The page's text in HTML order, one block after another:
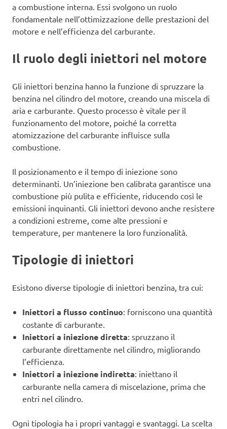
a combustione interna. Essi svolgono un ruolo
fondamentale nell’ottimizzazione delle prestazioni del
motore e nell’efficienza del carburante.
Il ruolo degli iniettori nel motore
Gli iniettori benzina hanno la funzione di spruzzare la
benzina nel cilindro del motore, creando una miscela di
aria e carburante. Questo processo è vitale per il
funzionamento del motore, poiché la corretta
atomizzazione del carburante influisce sulla
combustione.
Il posizionamento e il tempo di iniezione sono
determinanti. Un’iniezione ben calibrata garantisce una
combustione più pulita e efficiente, riducendo così le
emissioni inquinanti. Gli iniettori devono anche resistere
a condizioni estreme, come alte pressioni e
temperature, per mantenere la loro funzionalità.
Tipologie di iniettori
Esistono diverse tipologie di iniettori benzina, tra cui:
Iniettori a flusso continuo: forniscono una quantità
costante di carburante.
Iniettori a iniezione diretta: spruzzano il
carburante direttamente nel cilindro, migliorando
l’efficienza.
Iniettori a iniezione indiretta: iniettano il
carburante nella camera di miscelazione, prima che
entri nel cilindro.
Ogni tipologia ha i propri vantaggi e svantaggi. La scelta